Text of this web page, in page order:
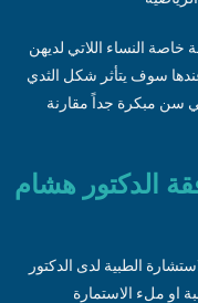
النساء اللاتي لديهن
سوف يتأثر شكل الثدي
سن مبكرة جداً مقارنة
الدكتور هشام
الطبية لدى الدكتور
او ملء الاستمارة